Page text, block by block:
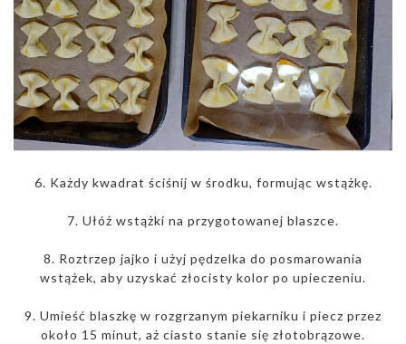
6. Każdy kwadrat ściśnij w środku, formując wstążkę.
7. Ułóż wstążki na przygotowanej blaszce.
8. Roztrzep jajko i użyj pędzelka do posmarowania
wstążek, aby uzyskać złocisty kolor po upieczeniu.
9. Umieść blaszkę w rozgrzanym piekarniku i piecz przez
około 15 minut, aż ciasto stanie się złotobrązowe.